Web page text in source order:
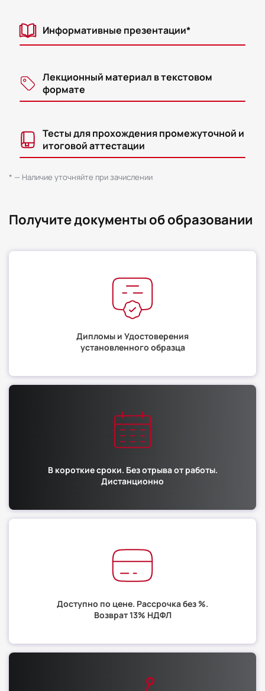
Информативные презентации*
Лекционный материал в текстовом
формате
Тесты для прохождения промежуточной и
итоговой аттестации
* — Наличие уточняйте при зачислении
Получите документы об образовании
Дипломы и Удостоверения
установленного образца
В короткие сроки. Без отрыва от работы.
Дистанционно
Доступно по цене. Рассрочка без %.
Возврат 13% НДФЛ